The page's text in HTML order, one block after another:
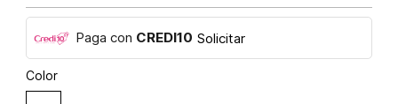
Paga con CREDI10 Solicitar
Color